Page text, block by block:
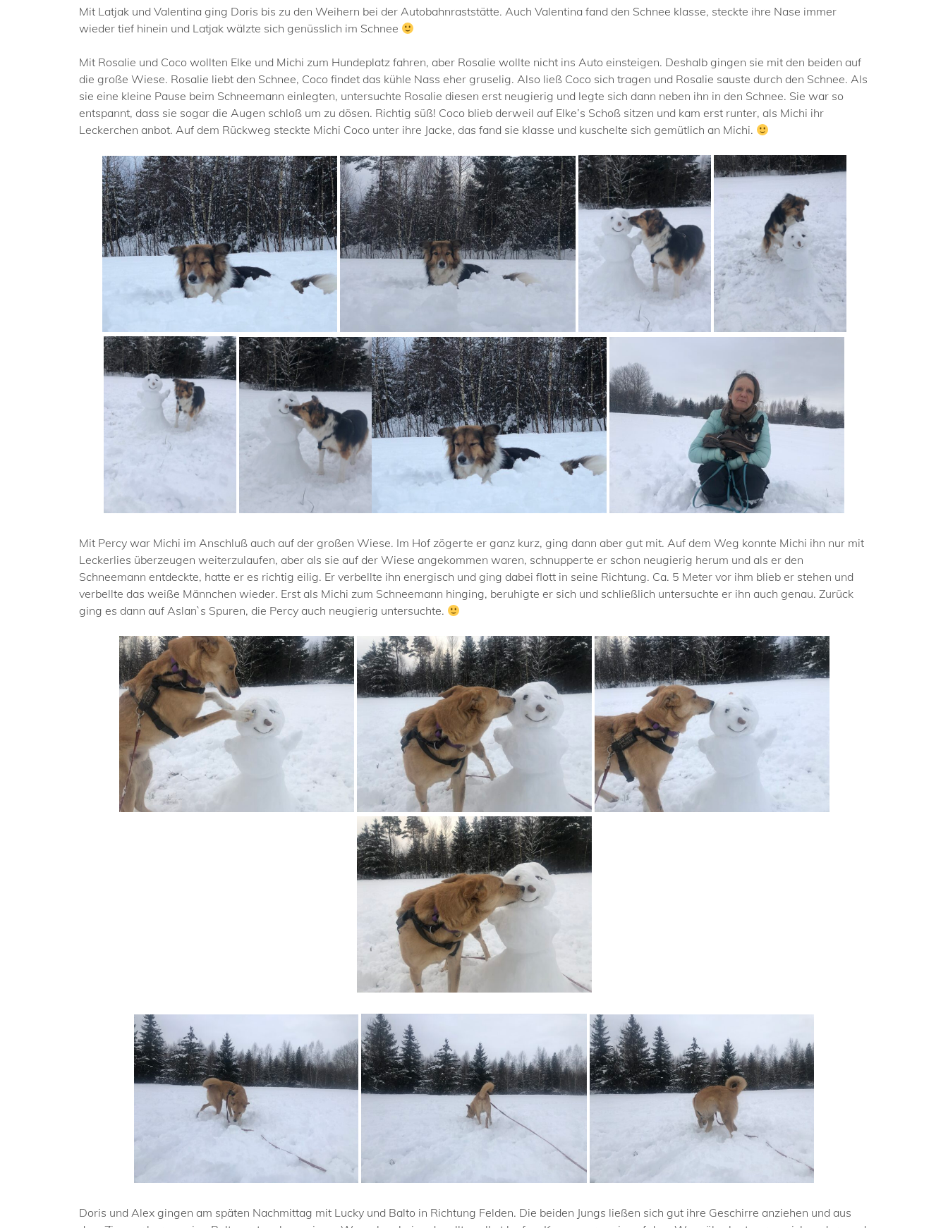
Mit Latjak und Valentina ging Doris bis zu den Weihern bei der Autobahnraststätte. Auch Valentina fand den Schnee klasse, steckte ihre Nase immer
wieder tief hinein und Latjak wälzte sich genüsslich im Schnee
Mit Rosalie und Coco wollten Elke und Michi zum Hundeplatz fahren, aber Rosalie wollte nicht ins Auto einsteigen. Deshalb gingen sie mit den beiden auf
die große Wiese. Rosalie liebt den Schnee, Coco findet das kühle Nass eher gruselig. Also ließ Coco sich tragen und Rosalie sauste durch den Schnee. Als
sie eine kleine Pause beim Schneemann einlegten, untersuchte Rosalie diesen erst neugierig und legte sich dann neben ihn in den Schnee. Sie war so
entspannt, dass sie sogar die Augen schloß um zu dösen. Richtig süß! Coco blieb derweil auf Elke’s Schoß sitzen und kam erst runter, als Michi ihr
Leckerchen anbot. Auf dem Rückweg steckte Michi Coco unter ihre Jacke, das fand sie klasse und kuschelte sich gemütlich an Michi.
Mit Percy war Michi im Anschluß auch auf der großen Wiese. Im Hof zögerte er ganz kurz, ging dann aber gut mit. Auf dem Weg konnte Michi ihn nur mit
Leckerlies überzeugen weiterzulaufen, aber als sie auf der Wiese angekommen waren, schnupperte er schon neugierig herum und als er den
Schneemann entdeckte, hatte er es richtig eilig. Er verbellte ihn energisch und ging dabei flott in seine Richtung. Ca. 5 Meter vor ihm blieb er stehen und
verbellte das weiße Männchen wieder. Erst als Michi zum Schneemann hinging, beruhigte er sich und schließlich untersuchte er ihn auch genau. Zurück
ging es dann auf Aslan`s Spuren, die Percy auch neugierig untersuchte.
Doris und Alex gingen am späten Nachmittag mit Lucky und Balto in Richtung Felden. Die beiden Jungs ließen sich gut ihre Geschirre anziehen und aus